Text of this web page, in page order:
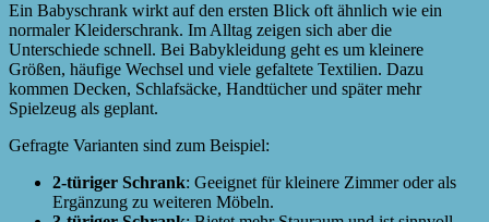
Ein Babyschrank wirkt auf den ersten Blick oft ähnlich wie ein
normaler Kleiderschrank. Im Alltag zeigen sich aber die
Unterschiede schnell. Bei Babykleidung geht es um kleinere
Größen, häufige Wechsel und viele gefaltete Textilien. Dazu
kommen Decken, Schlafsäcke, Handtücher und später mehr
Spielzeug als geplant.
Gefragte Varianten sind zum Beispiel:
2-türiger Schrank: Geeignet für kleinere Zimmer oder als
Ergänzung zu weiteren Möbeln.